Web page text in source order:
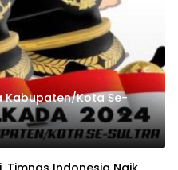
Kabupaten/Kota Se-